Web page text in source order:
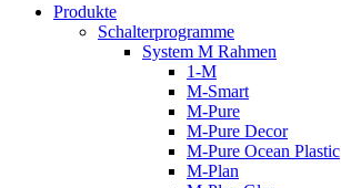
Produkte
Schalterprogramme
System M Rahmen
1-M
M-Smart
M-Pure
M-Pure Decor
M-Pure Ocean Plastic
M-Plan